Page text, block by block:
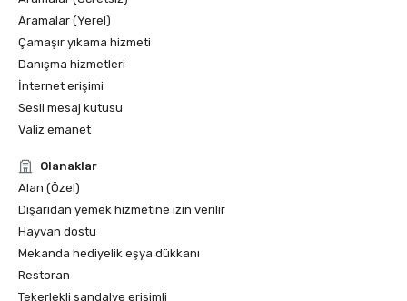
Aramalar (Yerel)
Çamaşır yıkama hizmeti
Danışma hizmetleri
İnternet erişimi
Sesli mesaj kutusu
Valiz emanet
Olanaklar
Alan (Özel)
Dışarıdan yemek hizmetine izin verilir
Hayvan dostu
Mekanda hediyelik eşya dükkanı
Restoran
Tekerlekli sandalye erişimli